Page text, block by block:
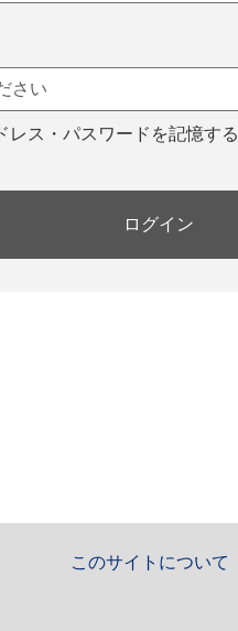
レス・パスワードを記憶する
ログイン
このサイトについて